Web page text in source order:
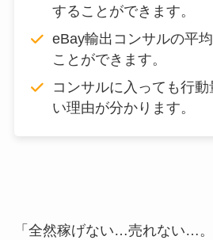
することができます。
eBay輸出コンサルの平
ことができます。
コンサルに入っても行
い理由が分かります。
「全然稼げない…売れない…。